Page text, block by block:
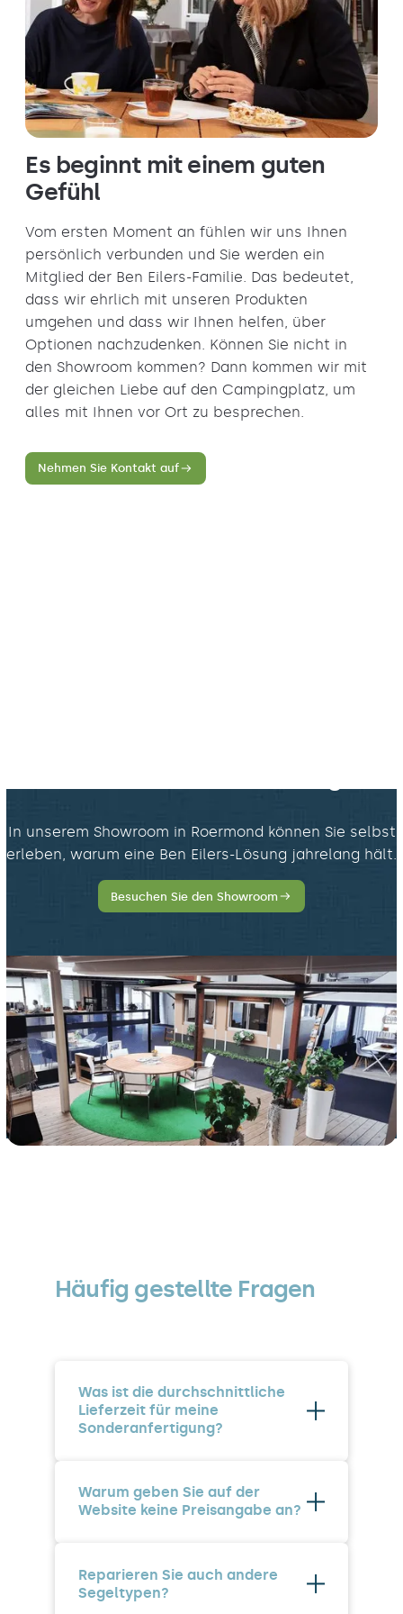
Es beginnt mit einem guten
Gefühl
Vom ersten Moment an fühlen wir uns Ihnen
persönlich verbunden und Sie werden ein
Mitglied der Ben Eilers-Familie. Das bedeutet,
dass wir ehrlich mit unseren Produkten
umgehen und dass wir Ihnen helfen, über
Optionen nachzudenken. Können Sie nicht in
den Showroom kommen? Dann kommen wir mit
der gleichen Liebe auf den Campingplatz, um
alles mit Ihnen vor Ort zu besprechen.
Nehmen Sie Kontakt auf
In unserem Showroom in Roermond können Sie selbst
erleben, warum eine Ben Eilers-Lösung jahrelang hält.
Besuchen Sie den Showroom
Häufig gestellte Fragen
Was ist die durchschnittliche
Lieferzeit für meine
Sonderanfertigung?
bestellen, beträgt die Lieferzeit
ca. 2 bis 3 Monate.
Warum geben Sie auf der
Website keine Preisangabe an?
Ihren Wünschen und Maßen
gefertigt werden, haben wir keine
Reparieren Sie auch andere
Segeltypen?